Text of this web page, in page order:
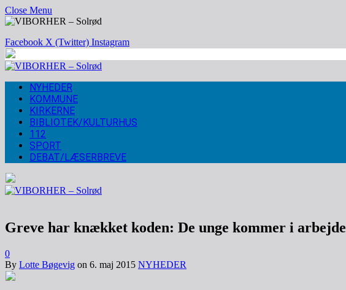
Close Menu
Facebook X (Twitter) Instagram
NYHEDER
KOMMUNE
KIRKERNE
BIBLIOTEK/KULTURHUS
112
SPORT
DEBAT/LÆSERBREVE
Greve har knækket koden: De unge kommer i arbejde
0
By Lotte Bøgevig on 6. maj 2015 NYHEDER